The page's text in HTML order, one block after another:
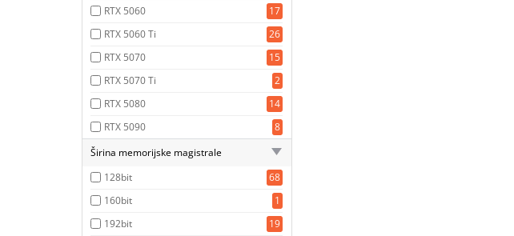
RTX 5060
17
RTX 5060 Ti
26
RTX 5070
15
RTX 5070 Ti
2
RTX 5080
14
RTX 5090
8
Širina memorijske magistrale
128bit
68
160bit
1
192bit
19